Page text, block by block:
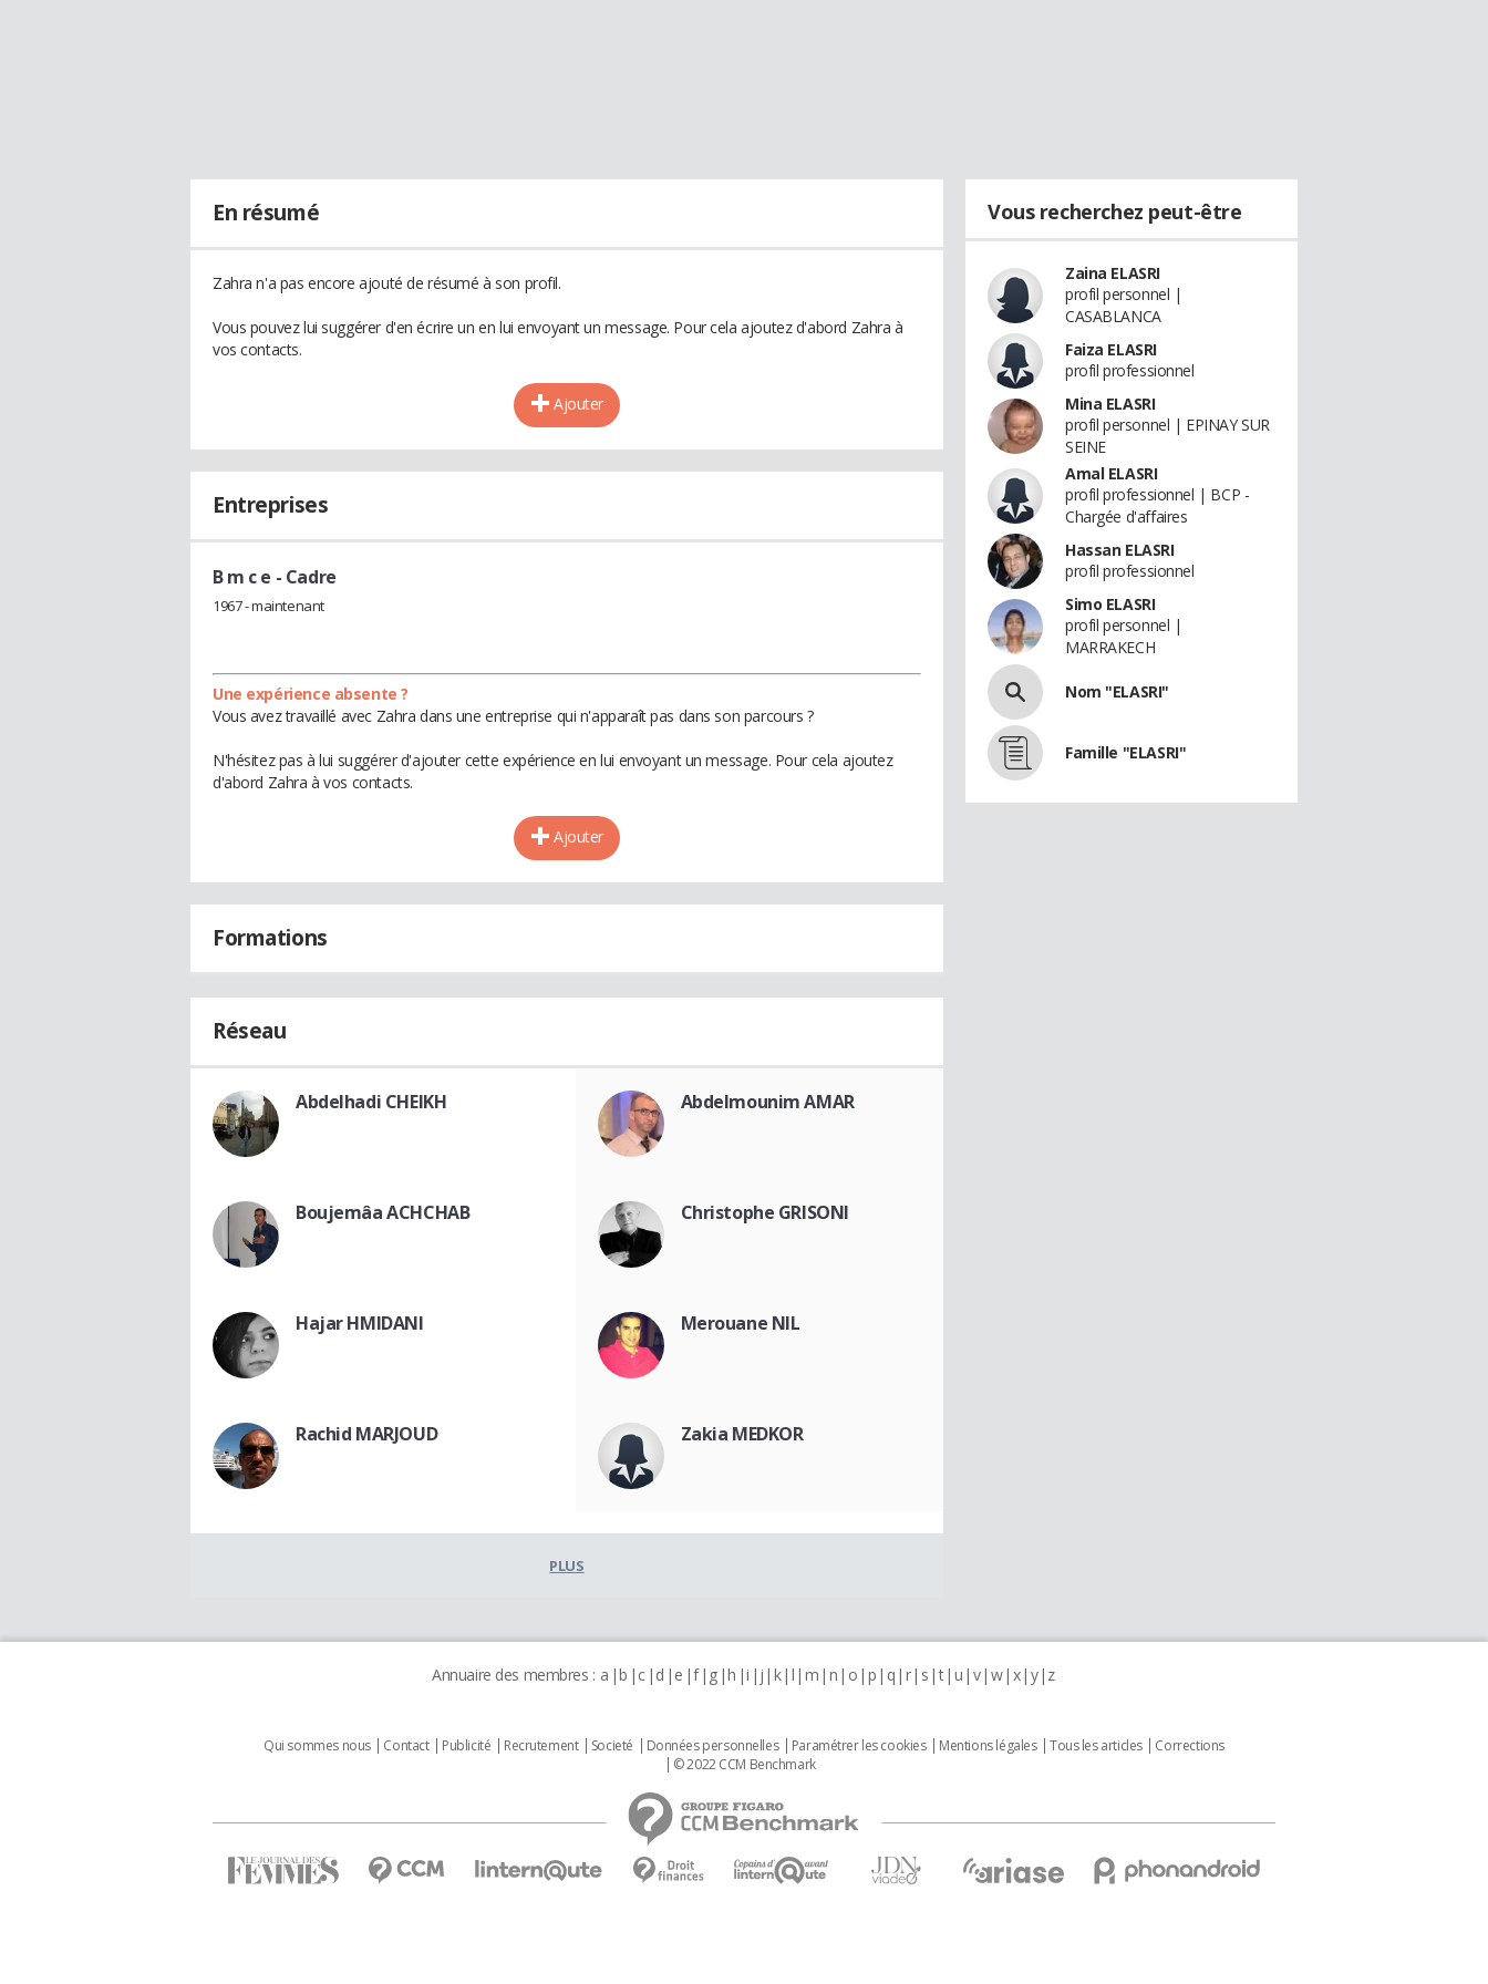
En résumé
Zahra n'a pas encore ajouté de résumé à son profil.
Vous pouvez lui suggérer d'en écrire un en lui envoyant un message. Pour cela ajoutez d'abord Zahra à
vos contacts.
Ajouter
Entreprises
B m c e - Cadre
1967 - maintenant
Une expérience absente ?
Vous avez travaillé avec Zahra dans une entreprise qui n'apparaît pas dans son parcours ?
N'hésitez pas à lui suggérer d'ajouter cette expérience en lui envoyant un message. Pour cela ajoutez
d'abord Zahra à vos contacts.
Ajouter
Formations
Réseau
Abdelhadi CHEIKH Abdelmounim AMAR
Boujemâa ACHCHAB Christophe GRISONI
Hajar HMIDANI Merouane NIL
Rachid MARJOUD Zakia MEDKOR
PLUS
Vous recherchez peut-être
Zaina ELASRI
profil personnel |
CASABLANCA
Faiza ELASRI
profil professionnel
Mina ELASRI
profil personnel | EPINAY SUR
SEINE
Amal ELASRI
profil professionnel | BCP -
Chargée d'affaires
Hassan ELASRI
profil professionnel
Simo ELASRI
profil personnel |
MARRAKECH
Nom "ELASRI"
Famille "ELASRI"
Annuaire des membres : a b c d e f g h i j k l m n o p q r s t u v w x y z
Qui sommes nous Contact Publicité Recrutement Societé Données personnelles Paramétrer les cookies Mentions légales Tous les articles
Corrections
© 2022 CCM Benchmark